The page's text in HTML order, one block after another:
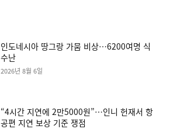
인도네시아 땅그랑 가뭄 비상…6200여명 식
수난
2026년 8월 6일
“4시간 지연에 2만5000원”…인니 헌재서 항
공편 지연 보상 기준 쟁점